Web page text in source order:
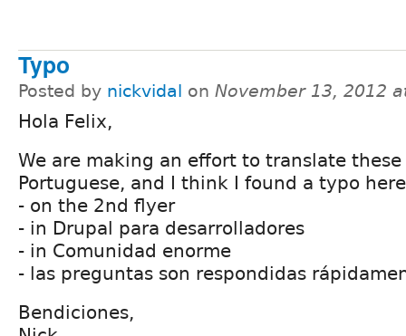
Typo
Posted by nickvidal on November 13, 2012
Hola Felix,
We are making an effort to translate
Portuguese, and I think I found a typo
- on the 2nd flyer
- in Drupal para desarrolladores
- in Comunidad enorme
- las preguntas son respondidas
Bendiciones,